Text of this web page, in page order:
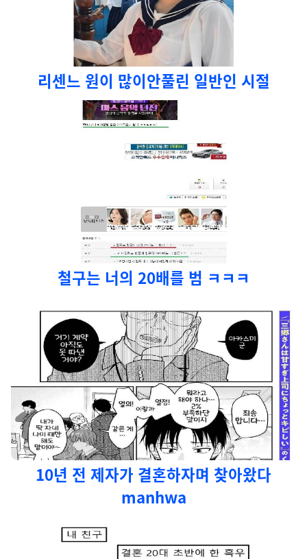
리센느 원이 많이안풀린 일반인 시절
철구는 너의 20배를 범 ㅋㅋㅋ
10년 전 제자가 결혼하자며 찾아왔다
manhwa